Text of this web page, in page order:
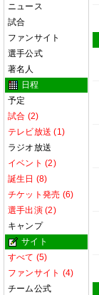
ニュース
試合
ファンサイト
選手公式
著名人
日程
予定
試合 (2)
テレビ放送 (1)
ラジオ放送
イベント (2)
誕生日 (8)
チケット発売 (6)
選手出演 (2)
キャンプ
サイト
すべて (5)
ファンサイト (4)
チーム公式